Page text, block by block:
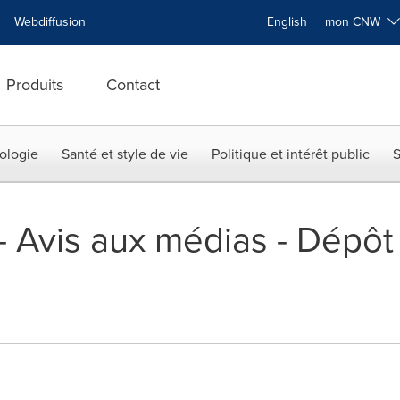
Webdiffusion English mon CNW
Produits Contact
Santé et style de vie Politique et intérêt public
Avis aux médias -